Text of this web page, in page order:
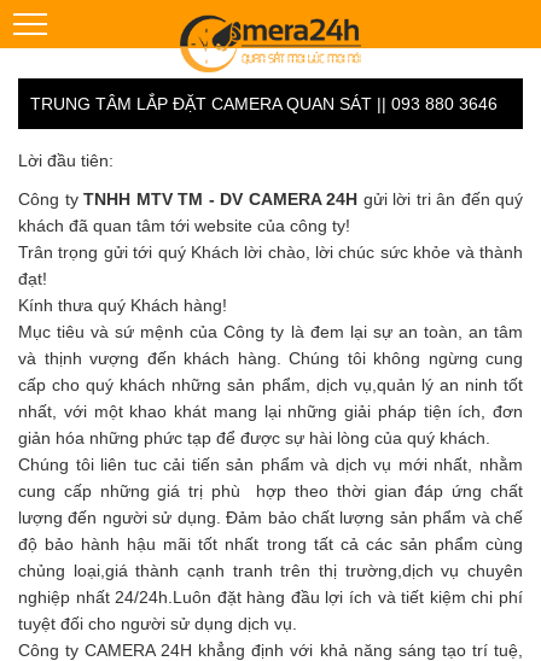
TRUNG TÂM LẮP ĐẶT CAMERA QUAN SÁT || 093 880 3646
Lời đầu tiên:
Công ty TNHH MTV TM - DV CAMERA 24H gửi lời tri ân đến quý
khách đã quan tâm tới website của công ty!
Trân trọng gửi tới quý Khách lời chào, lời chúc sức khỏe và thành
đạt!
Kính thưa quý Khách hàng!
Mục tiêu và sứ mệnh của Công ty là đem lại sự an toàn, an tâm
và thịnh vượng đến khách hàng. Chúng tôi không ngừng cung
cấp cho quý khách những sản phẩm, dịch vụ,quản lý an ninh tốt
nhất, với một khao khát mang lại những giải pháp tiện ích, đơn
giản hóa những phức tạp để được sự hài lòng của quý khách.
Chúng tôi liên tuc cải tiến sản phẩm và dịch vụ mới nhất, nhằm
cung cấp những giá trị phù hợp theo thời gian đáp ứng chất
lượng đến người sử dụng. Đảm bảo chất lượng sản phẩm và chế
độ bảo hành hậu mãi tốt nhất trong tất cả các sản phẩm cùng
chủng loại,giá thành cạnh tranh trên thị trường,dịch vụ chuyên
nghiệp nhất 24/24h.Luôn đặt hàng đầu lợi ích và tiết kiệm chi phí
tuyệt đối cho người sử dụng dịch vụ.
Công ty CAMERA 24H khẳng định với khả năng sáng tạo trí tuệ,